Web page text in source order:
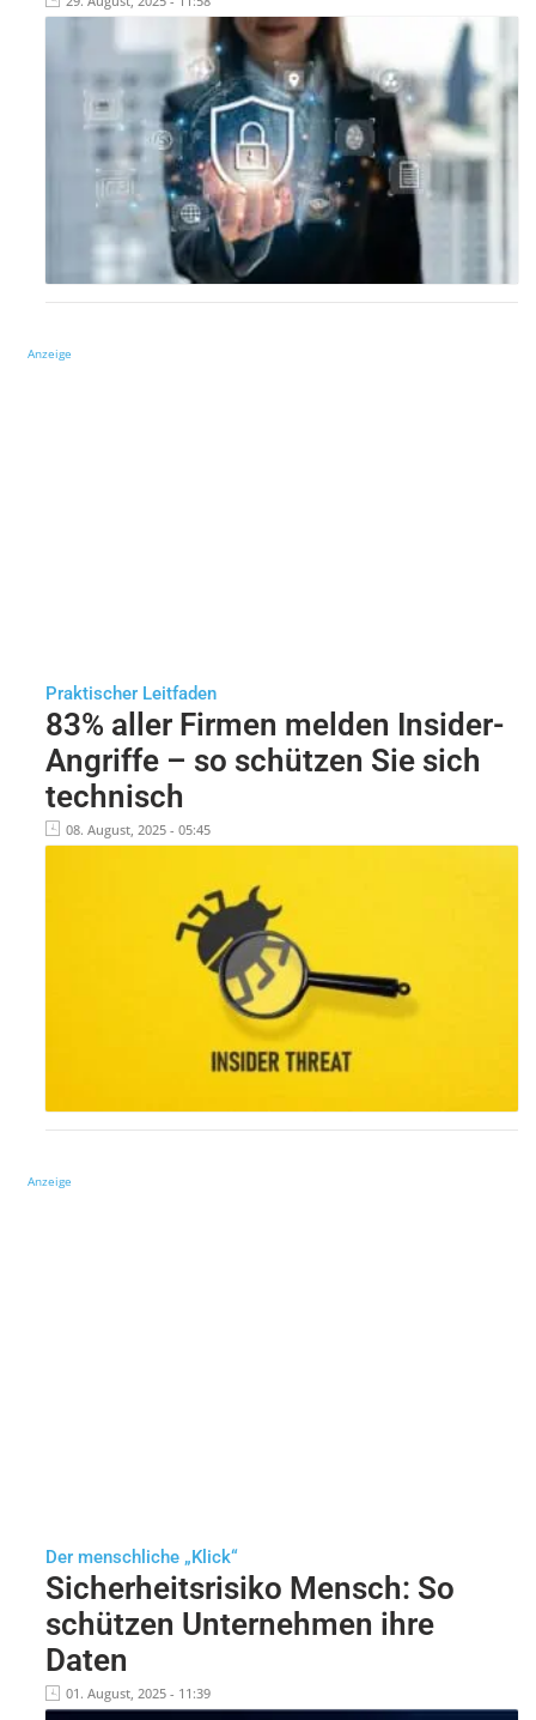
Anzeige
Praktischer Leitfaden
83% aller Firmen melden Insider-
Angriffe – so schützen Sie sich
technisch
08. August, 2025 - 05:45
Anzeige
Der menschliche „Klick“
Sicherheitsrisiko Mensch: So
schützen Unternehmen ihre
Daten
01. August, 2025 - 11:39